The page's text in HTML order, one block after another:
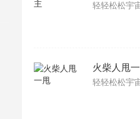
轻轻松松宇
火柴人甩
轻轻松松宇